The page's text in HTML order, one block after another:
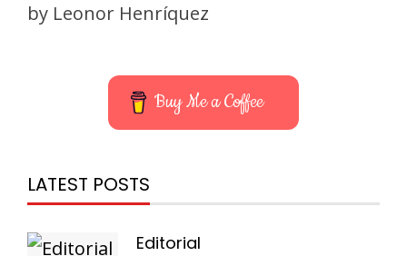
by Leonor Henríquez
Buy Me a Coffee
LATEST POSTS
Editorial